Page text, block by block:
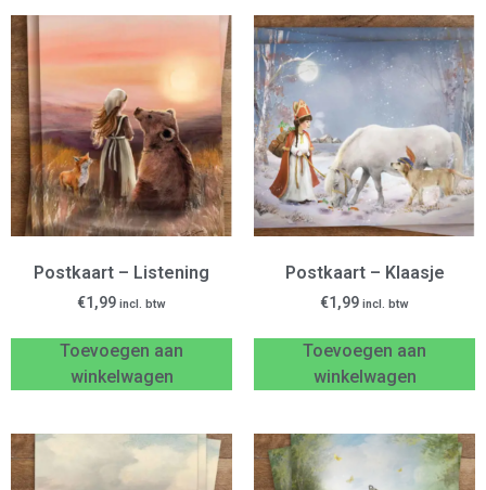
Postkaart – Listening
€1,99 incl. btw
Toevoegen aan
winkelwagen
Postkaart – Klaasje
€1,99 incl. btw
Toevoegen aan
winkelwagen